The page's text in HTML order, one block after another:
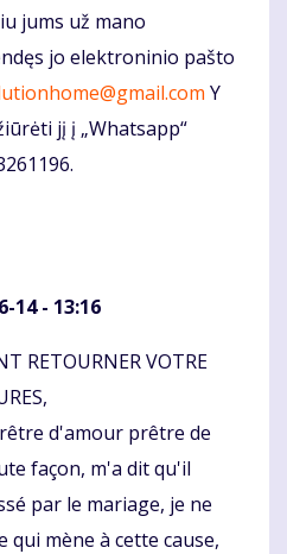
jums už mano
jo elektroninio pašto
Y
jį į „Whatsapp“
14 - 13:16
RETOURNER VOTRE
d'amour prêtre de
façon, m'a dit qu'il
par le mariage, je ne
qui mène à cette cause,